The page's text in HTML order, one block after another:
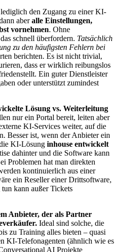
den Zugang zu einer KI-
aberalle Einstellungen,
vornehmen. Ohne
schnell überfordern. Tatsächlich
zu den häufigsten Fehlern bei
berichten. Es ist nicht trivial,
dass er wirklich reibungslos
Ein guter Dienstleister
oder unterstützt zumindest
Lösung vs. Weiterleitung
nur ein Portal bereit, leiten aber
KI-Services weiter, auf die
Besser ist, wenn der Anbieter ein
KI-Lösung inhouse entwickelt
dahinter und die Software kann
Problemen hat man direkten
kontinuierlich aus einer
ein Reseller einer Drittsoftware,
kann außer Tickets
Anbieter, der als Partner
Ideal sind solche, die
zu Training alles bieten – quasi
KI-Telefonagenten (ähnlich wie es
AI Projekte